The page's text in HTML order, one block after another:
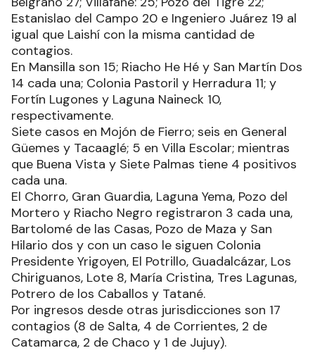
Estanislao del Campo 20 e Ingeniero Juárez 19 al
igual que Laishí con la misma cantidad de
contagios.
En Mansilla son 15; Riacho He Hé y San Martín Dos
14 cada una; Colonia Pastoril y Herradura 11; y
Fortín Lugones y Laguna Naineck 10,
respectivamente.
Siete casos en Mojón de Fierro; seis en General
Güemes y Tacaaglé; 5 en Villa Escolar; mientras
que Buena Vista y Siete Palmas tiene 4 positivos
cada una.
El Chorro, Gran Guardia, Laguna Yema, Pozo del
Mortero y Riacho Negro registraron 3 cada una,
Bartolomé de las Casas, Pozo de Maza y San
Hilario dos y con un caso le siguen Colonia
Presidente Yrigoyen, El Potrillo, Guadalcázar, Los
Chiriguanos, Lote 8, María Cristina, Tres Lagunas,
Potrero de los Caballos y Tatané.
Por ingresos desde otras jurisdicciones son 17
contagios (8 de Salta, 4 de Corrientes, 2 de
Catamarca, 2 de Chaco y 1 de Jujuy).